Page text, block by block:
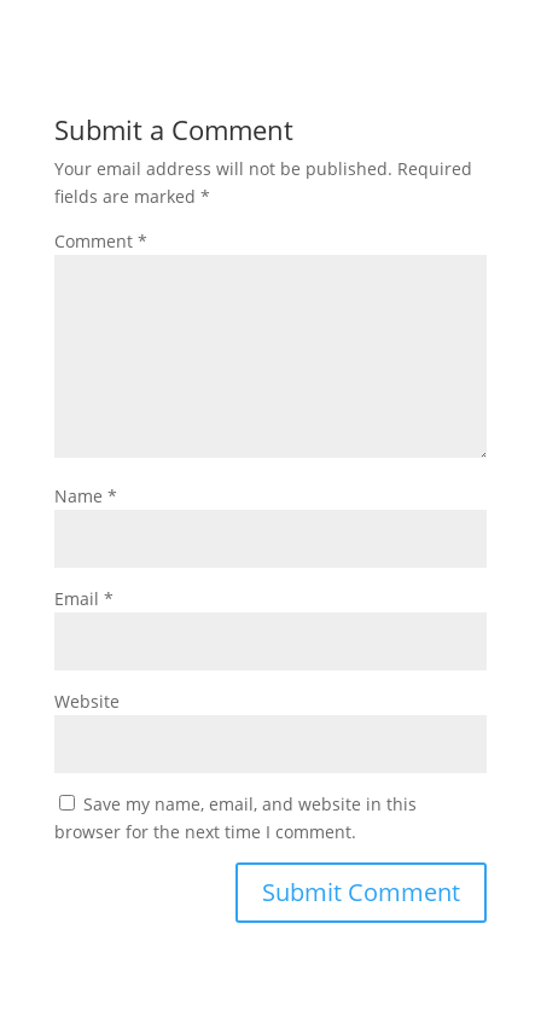
Submit a Comment
Your email address will not be published. Required
fields are marked *
Comment *
Name *
Email *
Website
Save my name, email, and website in this
browser for the next time I comment.